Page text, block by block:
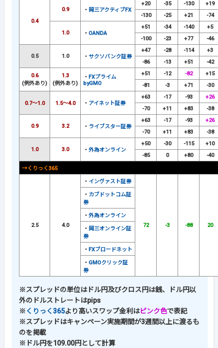
0.4
0.9 ・ 岡三アクティブFX
+20 -35 -130
+19
-130
-25 +21 -74
1.0 ・ OANDA
+51 -34 -140
+5
-100
-23 +77 -46
0.5 1.0 ・ サクソバンク証券
+47 -28 -114
+3
-86
-13 +51 -42
0.6
(例外あり)
1.3
(例外あり)
・ FXプライム
byGMO
+51 -12 -82
+15
-81
-3 +71 -30
0.7～1.0 1.5～4.0 ・ アイネット証券
+63 -17 -93
+26
-70
+11 +83 -38
0.9 3.2 ・ ライブスター証券
+63 -17 -93
+26
-70
+11 +83 -38
1.0 3.0 ・ 外為オンライン
+50 -30 -115
+10
-85
0 +80 -40
→くりっく365
2.5 4.0
・ インヴァスト証券
72 -3 -88 20
・ カブドットコム証
券
・ 外為オンライン
・ 岡三オンライン証
券
・ FXブロードネット
・ GMOクリック証
券
※スプレッドの単位はドル円及びクロス円は銭、ドル円以
外のドルストレートはpips
※ くりっく365より高いスワップ金利はピンク色で表記
※スプレッドはキャンペーン実施期間が3週間以上に渡るも
のを掲載
※ドル円を109.00円として計算